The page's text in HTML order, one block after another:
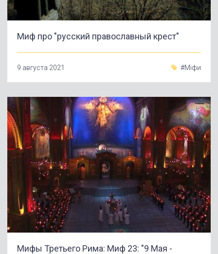
Миф про "русский православный крест"
9 августа 2021 #Міфи
Мифы Третьего Рима: Миф 23: "9 Мая -